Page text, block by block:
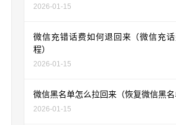
2026-01-15
微信充错话费如何退回来（微信充
程）
2026-01-15
微信黑名单怎么拉回来（恢复微信黑名
2026-01-15